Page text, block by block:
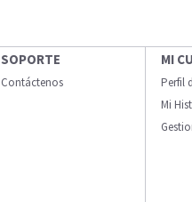
SOPORTE
Contáctenos
MI
Perfil
Mi